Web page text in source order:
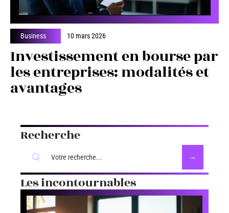
Business 10 mars 2026
Investissement en bourse par
les entreprises: modalités et
avantages
Recherche
Les incontournables